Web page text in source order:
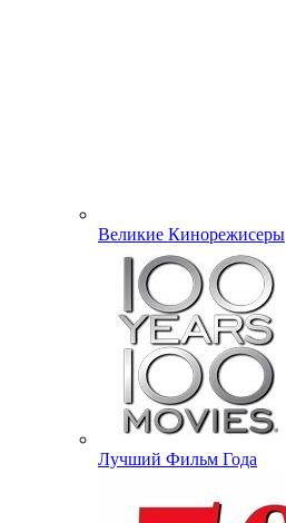
Великие Кинорежисеры
Лучший Фильм Года